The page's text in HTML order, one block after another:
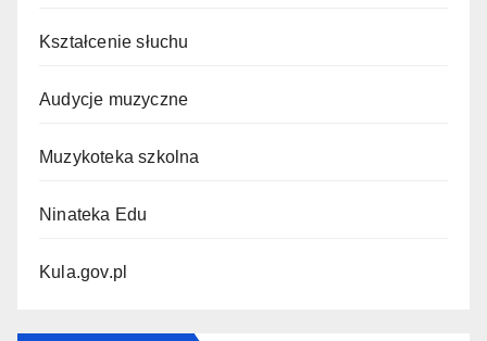
Kształcenie słuchu
Audycje muzyczne
Muzykoteka szkolna
Ninateka Edu
Kula.gov.pl